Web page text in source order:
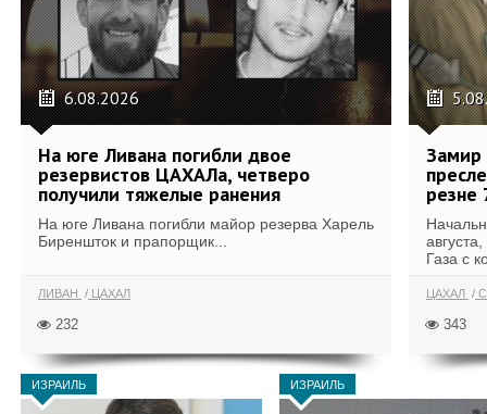
6.08.2026
На юге Ливана погибли двое
резервистов ЦАХАЛа, четверо
получили тяжелые ранения
На юге Ливана погибли майор резерва Харель
Биреншток и прапорщик...
ЛИВАН ЦАХАЛ
232
Замир
резне
Газа с
ЦАХАЛ
343
ИЗРАИЛЬ ИЗРАИЛЬ